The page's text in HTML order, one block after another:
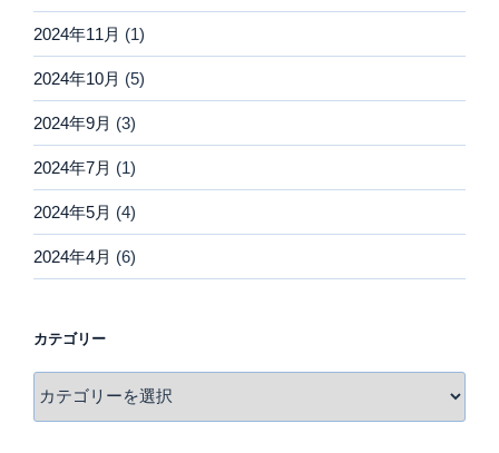
2024年11月 (1)
2024年10月 (5)
2024年9月 (3)
2024年7月 (1)
2024年5月 (4)
2024年4月 (6)
カテゴリー
テ